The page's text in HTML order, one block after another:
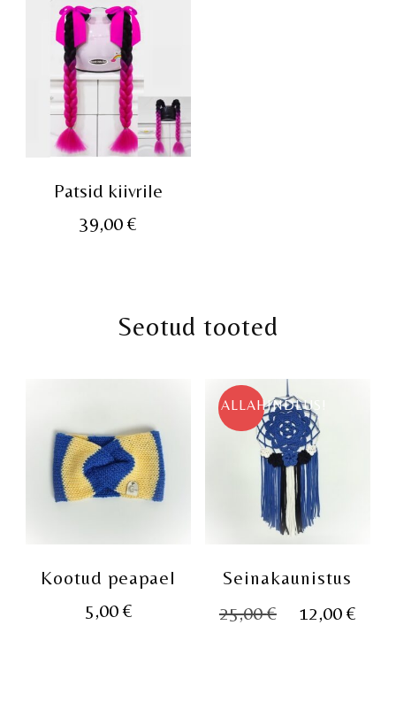
Patsid kiivrile
39,00€
Seotud tooted
Kootud peapael
5,00 €
ALLAHINDLUS!
Seinakaunistus
25,00€
Algne
12,00 €